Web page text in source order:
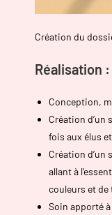
Création du
Réalisation :
Conception,
Création d’un
fois aux élus
Création d’un
allant à
couleurs et de
Soin apporté à